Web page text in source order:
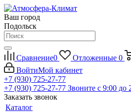
Ваш город
Подольск
Сравнение0 Отложенные 0
ВойтиМой кабинет
+7 (930) 725-27-77
+7 (930) 725-27-77 Звоните с 9:00 до
Заказать звонок
Каталог